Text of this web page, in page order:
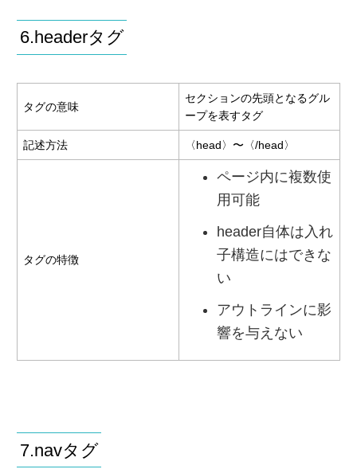
6.headerタグ
タグの意味
セクションの先頭となるグル
ープを表すタグ
記述方法 〈head〉〜〈/head〉
タグの特徴
ページ内に複数使
用可能
header自体は入れ
子構造にはできな
い
アウトラインに影
響を与えない
7.navタグ